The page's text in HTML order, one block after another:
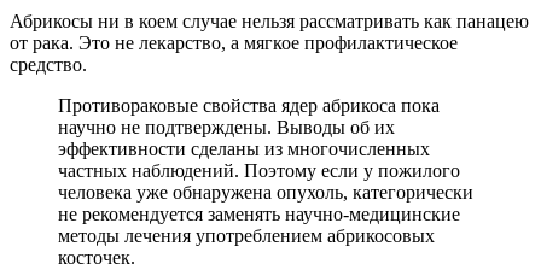
Абрикосы ни в коем случае нельзя рассматривать как панацею
от рака. Это не лекарство, а мягкое профилактическое
средство.
Противораковые свойства ядер абрикоса пока
научно не подтверждены. Выводы об их
эффективности сделаны из многочисленных
частных наблюдений. Поэтому если у пожилого
человека уже обнаружена опухоль, категорически
не рекомендуется заменять научно-медицинские
методы лечения употреблением абрикосовых
косточек.